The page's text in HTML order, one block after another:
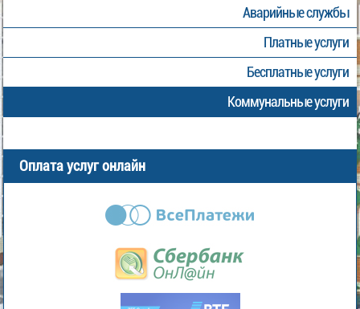
Аварийные службы
Платные услуги
Бесплатные услуги
Коммунальные услуги
Оплата услуг онлайн